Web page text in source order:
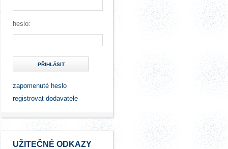
heslo:
PŘIHLÁSIT
zapomenuté heslo
registrovat dodavatele
UŽITEČNÉ ODKAZY